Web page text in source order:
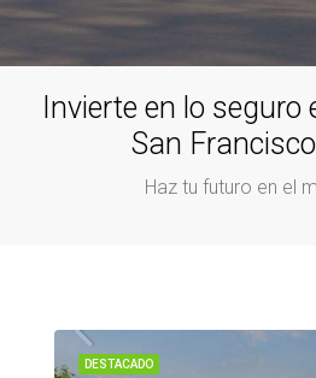
Invierte en lo seguro
San
Haz tu futuro en el
DESTACADO